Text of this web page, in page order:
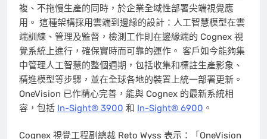
複、不拖慢生產的同時，於企業全域性部署尖端視覺應
用。 這種架構採用雲端到邊緣的設計：人工智慧模型在雲
端訓練、管理及監督，檢測工作則在邊緣端的 Cognex 視
覺系統上進行，確保實時而可靠的運作。 客戶如今能夠集
中管理人工智慧的整個週期，包括收集和標註生產影象、
精進模型等步驟，並在全球各地的裝置上統一部署更新。
OneVision 已作精心完善，能與 Cognex 的最新系統相
容，包括 In-Sight® 3900 和 In-Sight® 6900 。
Cognex 視覺工程副總裁 Reto Wyss 表示：「OneVision